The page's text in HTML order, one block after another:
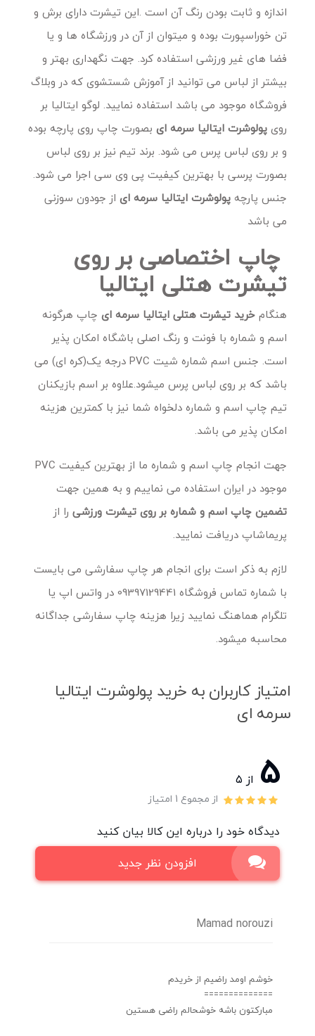
اندازه و ثابت بودن رنگ آن است .این تیشرت دارای برش و
تن خوراسپورت بوده و میتوان از آن در ورزشگاه ها و یا
فضا های غیر ورزشی استفاده کرد. جهت نگهداری بهتر و
بیشتر از لباس می توانید از آموزش شستشوی که در وبلاگ
فروشگاه موجود می باشد استفاده نمایید. لوگو ایتالیا بر
رویپولوشرت ایتالیا سرمه ای بصورت چاپ روی پارچه بوده
و بر روی لباس پرس می شود. برند تیم نیز بر روی لباس
بصورت پرسی با بهترین کیفیت پی وی سی اجرا می شود.
جنس پارچه پولوشرت ایتالیا سرمه ای از جودون سوزنی
می باشد
چاپ اختصاصی بر روی
تیشرت هتلی ایتالیا
هنگامخرید تیشرت هتلی ایتالیا سرمه ای چاپ هرگونه
اسم و شماره با فونت و رنگ اصلی باشگاه امکان پذیر
است. جنس اسم شماره شیت PVC درجه یک(کره ای) می
باشد که بر روی لباس پرس میشود.علاوه بر اسم بازیکنان
تیم چاپ اسم و شماره دلخواه شما نیز با کمترین هزینه
امکان پذیر می باشد.
جهت انجام چاپ اسم و شماره ما از بهترین کیفیت PVC
موجود در ایران استفاده می نماییم و به همین جهت
تضمین چاپ اسم و شماره بر روی تیشرت ورزشی را از
پریماشاپ دریافت نمایید.
لازم به ذکر است برای انجام هر چاپ سفارشی می بایست
با شماره تماس فروشگاه 09397129441 در واتس اپ یا
تلگرام هماهنگ نمایید زیرا هزینه چاپ سفارشی جداگانه
محاسبه میشود.
امتیاز کاربران به خرید پولوشرت ایتالیا
سرمه ای
5 از ۵
از مجموع 1 امتیاز
دیدگاه خود را درباره این کالا بیان کنید
افزودن نظر جدید
Mamad norouzi
خوشم اومد راضیم از خریدم
==============
مبارکتون باشه خوشحالم راضی هستین